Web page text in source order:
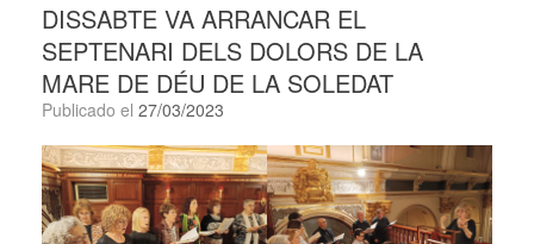
DISSABTE VA ARRANCAR EL
SEPTENARI DELS DOLORS DE LA
MARE DE DÉU DE LA SOLEDAT
Publicado el 27/03/2023